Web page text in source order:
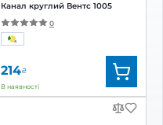
Канал круглий Вентс 1005
0
214₴
В наявності
Вентс